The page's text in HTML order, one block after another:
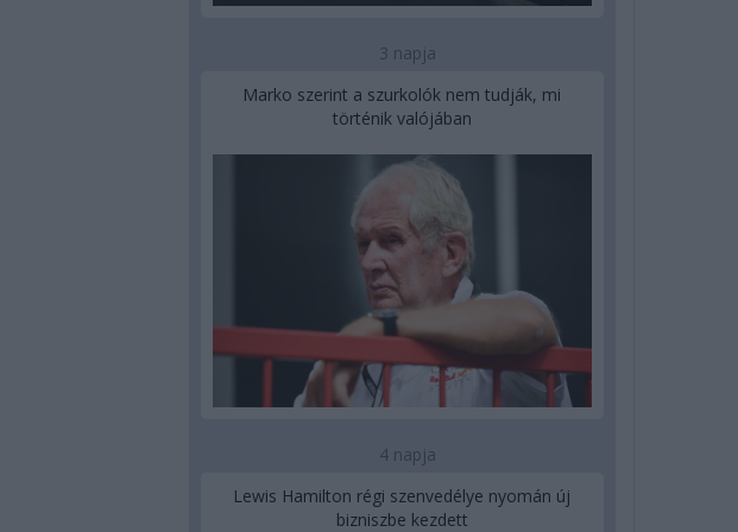
3 napja
Marko szerint a szurkolók nem tudják, mi
történik valójában
4 napja
Lewis Hamilton régi szenvedélye nyomán új
bizniszbe kezdett